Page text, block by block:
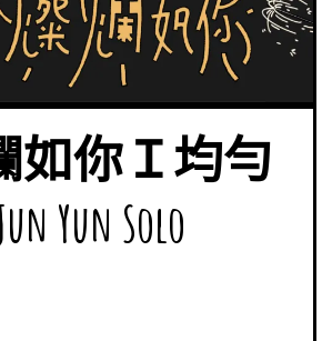
如你Ｉ均勻
Yun Solo